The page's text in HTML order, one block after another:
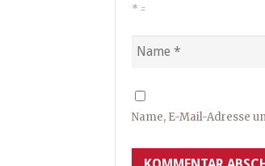
* =
Name, E-Mail-Adresse